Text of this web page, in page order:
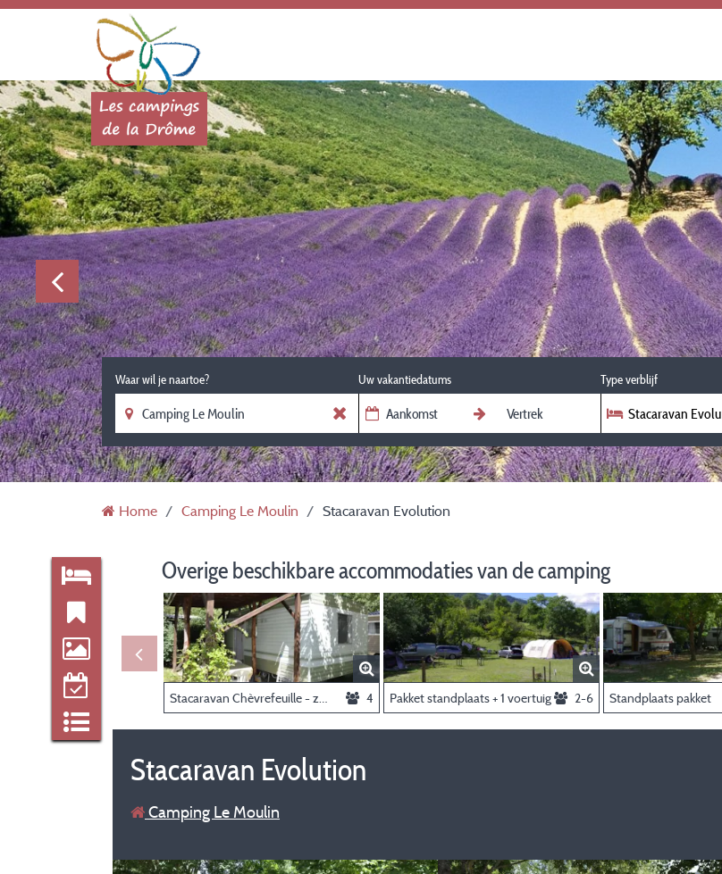
Waar wil je naartoe? Uw vakantiedatums Type verblijf
Stacaravan
Home Camping Le Moulin Stacaravan Evolution
Overige beschikbare accommodaties van de camping
4 Pakket standplaats + 1 voertuig 2-6 Standplaats pakket
Stacaravan Evolution
Camping Le Moulin